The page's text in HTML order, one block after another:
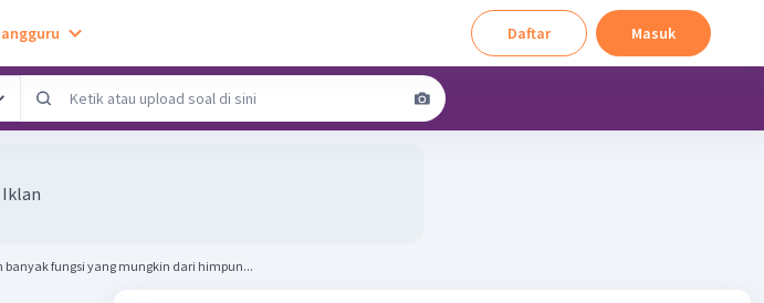
Daftar Masuk
Iklan
banyak fungsi yang mungkin dari himpun...